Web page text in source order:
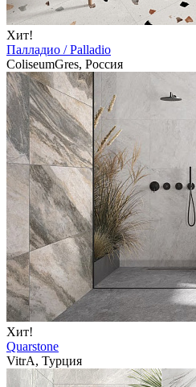
Хит!
Палладио / Palladio
ColiseumGres, Россия
Хит!
Quarstone
VitrA, Турция